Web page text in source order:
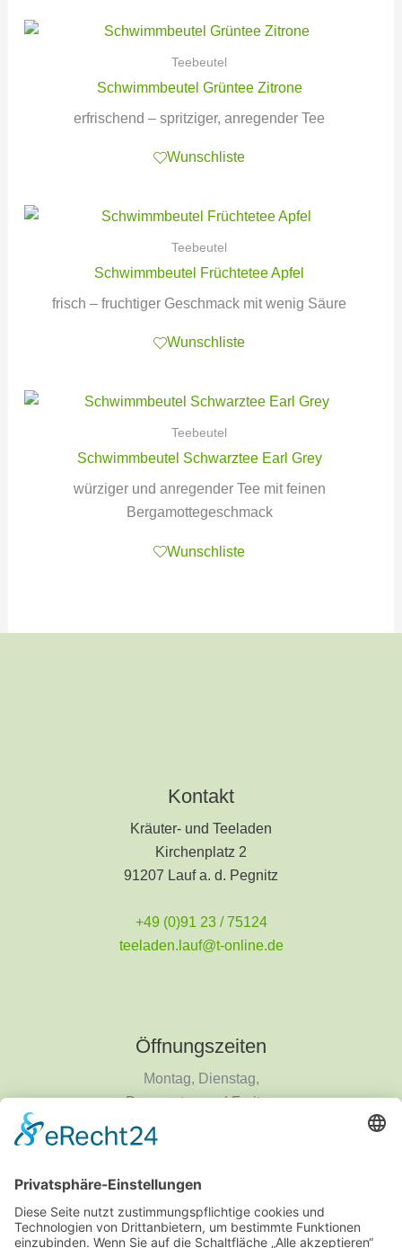
Teebeutel
Schwimmbeutel Grüntee Zitrone
erfrischend – spritziger, anregender Tee
Wunschliste
Teebeutel
Schwimmbeutel Früchtetee Apfel
frisch – fruchtiger Geschmack mit wenig Säure
Wunschliste
Teebeutel
Schwimmbeutel Schwarztee Earl Grey
würziger und anregender Tee mit feinen
Bergamottegeschmack
Wunschliste
Kontakt
Kräuter- und Teeladen
Kirchenplatz 2
91207 Lauf a. d. Pegnitz
+49 (0)91 23 / 75124
teeladen.lauf@t-online.de
Öffnungszeiten
Montag, Dienstag,
Donnerstag und Freitag
9 - 14 Uhr